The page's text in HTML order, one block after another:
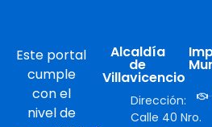
Este portal
cumple
con el
nivel de
Alcaldía
de
Villavicencio
Dirección:
Calle 40 Nro.